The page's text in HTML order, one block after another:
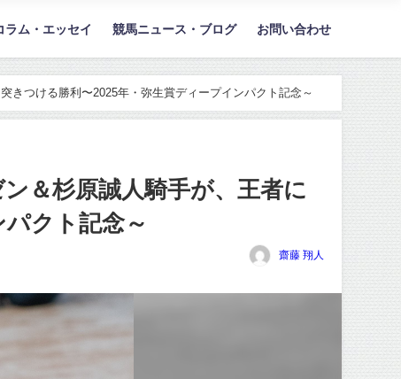
ラム・エッセイ 競馬ニュース・ブログ お問い合わせ
きつける勝利〜2025年・弥生賞ディープインパクト記念～
＆杉原誠人騎手が、王者に
クト記念～
齋藤 翔人